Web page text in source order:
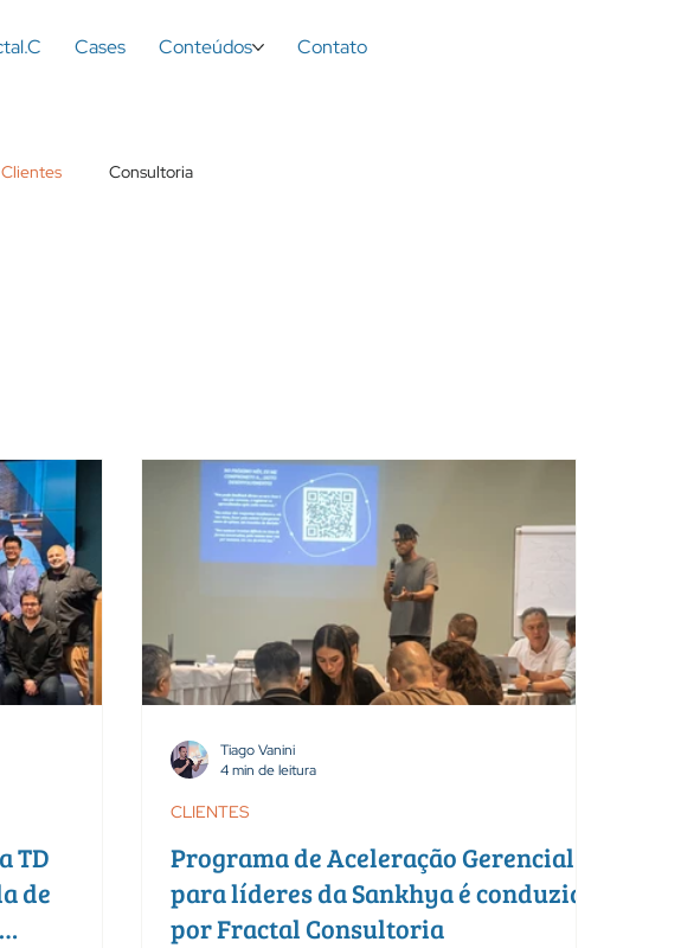
Cases Conteúdos Contato
Clientes Consultoria
TD
de
Programa de Aceleração Gerencial
para líderes da Sankhya é conduzido
por Fractal Consultoria
CLIENTES
Tiago Vanini
4 min de leitura